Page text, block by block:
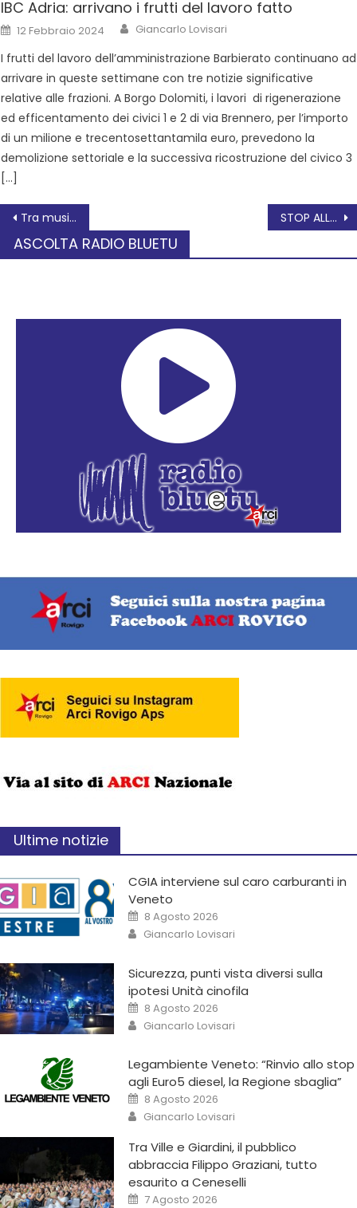
IBC Adria: arrivano i frutti del lavoro fatto
12 Febbraio 2024 Giancarlo Lovisari
I frutti del lavoro dell’amministrazione Barbierato continuano ad
arrivare in queste settimane con tre notizie significative
relative alle frazioni. A Borgo Dolomiti, i lavori di rigenerazione
ed efficentamento dei civici 1 e 2 di via Brennero, per l’importo
di un milione e trecentosettantamila euro, prevedono la
demolizione settoriale e la successiva ricostruzione del civico 3
[…]
Tra musica, cinema e spettacolo, grande festa al Carneval bix STOP ALLA VIOLENZA CONTRO GLI OPERATORI DELLA SANITA’
ASCOLTA RADIO BLUETU
Ultime notizie
CGIA interviene sul caro carburanti in
Veneto
8 Agosto 2026
Giancarlo Lovisari
Sicurezza, punti vista diversi sulla
ipotesi Unità cinofila
8 Agosto 2026
Giancarlo Lovisari
Legambiente Veneto: “Rinvio allo stop
agli Euro5 diesel, la Regione sbaglia”
8 Agosto 2026
Giancarlo Lovisari
Tra Ville e Giardini, il pubblico
abbraccia Filippo Graziani, tutto
esaurito a Ceneselli
7 Agosto 2026